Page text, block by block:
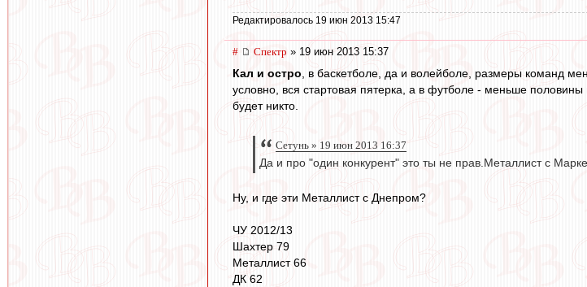
Редактировалось 19 июн 2013 15:47
# Спектр » 19 июн 2013 15:37
Кал и остро , в баскетболе, да и волейболе, размеры команд
условно, вся стартовая пятерка, а в футболе - меньше
будет никто.
Сетунь » 19 июн 2013 16:37
Да и про "один конкурент" это ты не прав.Металлист с
Ну, и где эти Металлист с Днепром?
ЧУ 2012/13
Шахтер 79
Металлист 66
ДК 62